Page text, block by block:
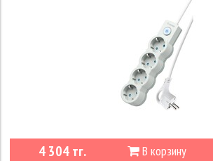
В корзину
4 304 тг.